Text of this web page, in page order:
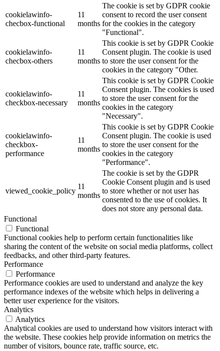
cookielawinfo-
checbox-functional
11
months
The cookie is set by GDPR cookie
consent to record the user consent
for the cookies in the category
"Functional".
cookielawinfo-
checbox-others
11
months
This cookie is set by GDPR Cookie
Consent plugin. The cookie is used
to store the user consent for the
cookies in the category "Other.
cookielawinfo-
checkbox-necessary
11
months
This cookie is set by GDPR Cookie
Consent plugin. The cookies is used
to store the user consent for the
cookies in the category
"Necessary".
cookielawinfo-
checkbox-
performance
11
months
This cookie is set by GDPR Cookie
Consent plugin. The cookie is used
to store the user consent for the
cookies in the category
"Performance".
viewed_cookie_policy
11
months
The cookie is set by the GDPR
Cookie Consent plugin and is used
to store whether or not user has
consented to the use of cookies. It
does not store any personal data.
Functional
Functional
Functional cookies help to perform certain functionalities like
sharing the content of the website on social media platforms, collect
feedbacks, and other third-party features.
Performance
Performance
Performance cookies are used to understand and analyze the key
performance indexes of the website which helps in delivering a
better user experience for the visitors.
Analytics
Analytics
Analytical cookies are used to understand how visitors interact with
the website. These cookies help provide information on metrics the
number of visitors, bounce rate, traffic source, etc.